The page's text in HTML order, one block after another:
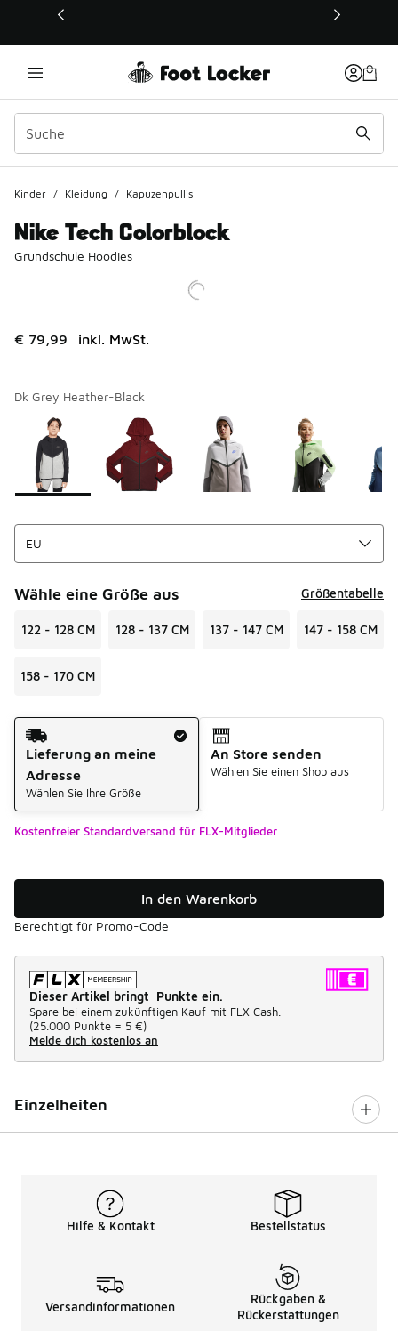
Dieser Link öffnet sich in einem neuen Fenster
Kinder / Kleidung / Kapuzenpullis
Nike Tech Colorblock
Grundschule Hoodies
€ 79,99 inkl. MwSt.
Dk Grey Heather-Black
Seite 1 von 1 zeigt die Farben 1 bis 8 von 8 an.
Bitte wählen Sie einen Stil aus *
Wähle eine Größe aus Größentabelle
122 - 128 CM 128 - 137 CM 137 - 147 CM 147 - 158 CM
158 - 170 CM
Versandart
Lieferung an meine
Adresse
Wählen Sie Ihre Größe
An Store senden
Wählen Sie einen Shop aus
Kostenfreier Standardversand für FLX-Mitglieder
In den Warenkorb
Berechtigt für Promo-Code
Dieser Artikel bringt Punkte ein.
Spare bei einem zukünftigen Kauf mit FLX Cash.
(25.000 Punkte = 5 €)
Melde dich kostenlos an
Einzelheiten
Hilfe & Kontakt Bestellstatus
Versandinformationen
Rückgaben &
Rückerstattungen